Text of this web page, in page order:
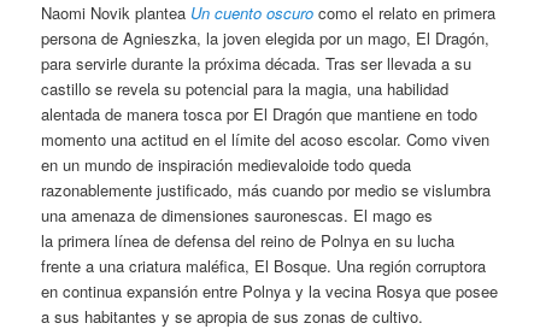
Naomi Novik plantea Un cuento oscuro como el relato en primera
persona de Agnieszka, la joven elegida por un mago, El Dragón,
para servirle durante la próxima década. Tras ser llevada a su
castillo se revela su potencial para la magia, una habilidad
alentada de manera tosca por El Dragón que mantiene en todo
momento una actitud en el límite del acoso escolar. Como viven
en un mundo de inspiración medievaloide todo queda
razonablemente justificado, más cuando por medio se vislumbra
una amenaza de dimensiones sauronescas. El mago es
la primera línea de defensa del reino de Polnya en su lucha
frente a una criatura maléfica, El Bosque. Una región corruptora
en continua expansión entre Polnya y la vecina Rosya que posee
a sus habitantes y se apropia de sus zonas de cultivo.